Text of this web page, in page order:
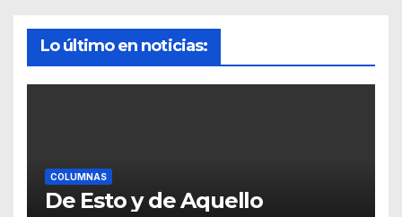
Lo último en noticias:
COLUMNAS
De Esto y de Aquello